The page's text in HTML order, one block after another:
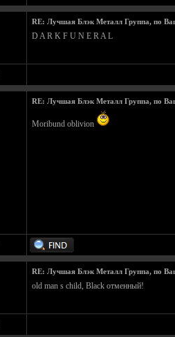
RE: Лучшая Блэк Металл Группа, по
D A R K F U N E R A L
RE: Лучшая Блэк Металл Группа, по
Moribund oblivion
RE: Лучшая Блэк Металл Группа, по
old man s child, Black отменный!